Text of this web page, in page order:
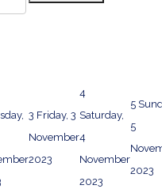
3 Friday, 3
November
2023
4
Saturday,
4
November
2023
5
5
2023